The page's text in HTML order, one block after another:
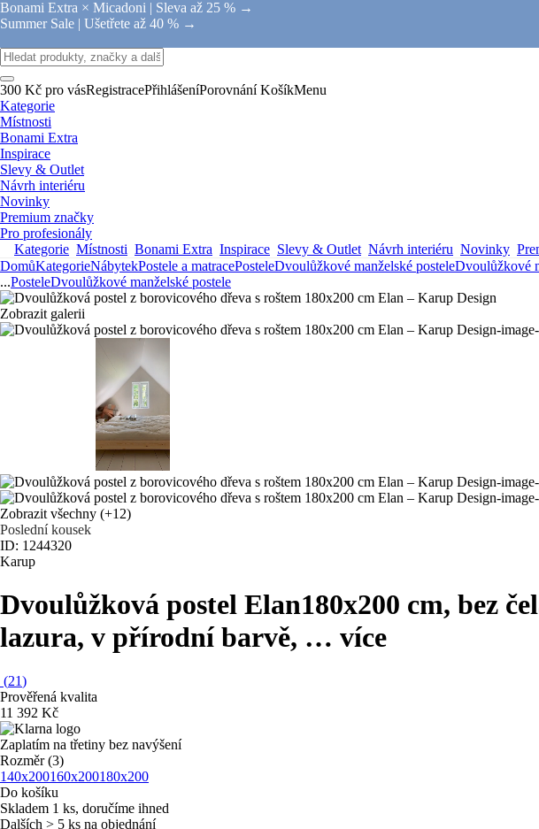
Bonami Extra × Micadoni | Sleva až 25 % →
Summer Sale | Ušetřete až 40 % →
300 Kč pro vásRegistracePřihlášeníPorovnání KošíkMenu
Kategorie
Místnosti
Bonami Extra
Inspirace
Slevy & Outlet
Návrh interiéru
Novinky
Premium značky
Pro profesionály
Kategorie Místnosti Bonami Extra Inspirace Slevy & Outlet Návrh interiéru Novinky
DomůKategorieNábytekPostele a matracePosteleDvoulůžkové manželské posteleDvoulůžkové
...PosteleDvoulůžkové manželské postele
Zobrazit galerii
Zobrazit všechny (+12)
Poslední kousek
ID: 1244320
Karup
Dvoulůžková postel Elan180x200 cm, bez
lazura, v přírodní barvě, … více
(21)
Prověřená kvalita
11 392 Kč
Zaplatím na třetiny bez navýšení
Rozměr (3)
140x200160x200180x200
Do košíku
Skladem 1 ks, doručíme ihned
Dalších > 5 ks na objednání